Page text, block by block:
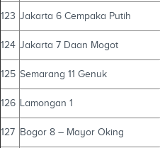
123 Jakarta 6 Cempaka Putih
124 Jakarta 7 Daan Mogot
125 Semarang 11 Genuk
126 Lamongan 1
127 Bogor 8 – Mayor Oking